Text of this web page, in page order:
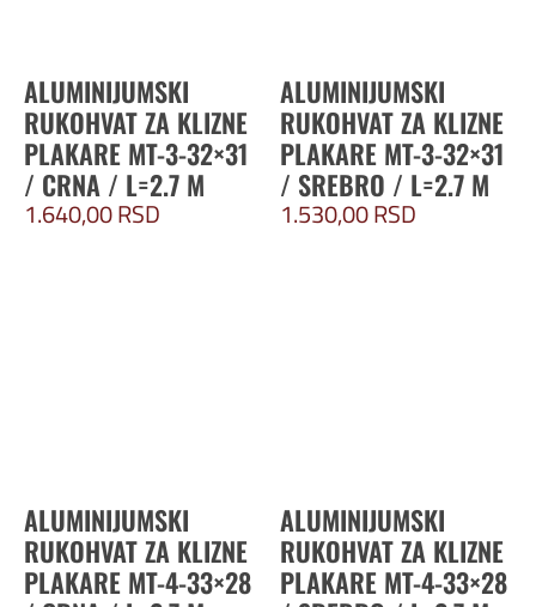
ALUMINIJUMSKI
RUKOHVAT ZA KLIZNE
PLAKARE MT-3-32×31
/ CRNA / L=2.7 M
1.640,00RSD
ALUMINIJUMSKI
RUKOHVAT ZA KLIZNE
PLAKARE MT-3-32×31
/ SREBRO / L=2.7 M
1.530,00RSD
ALUMINIJUMSKI
RUKOHVAT ZA KLIZNE
PLAKARE MT-4-33×28
ALUMINIJUMSKI
RUKOHVAT ZA KLIZNE
PLAKARE MT-4-33×28